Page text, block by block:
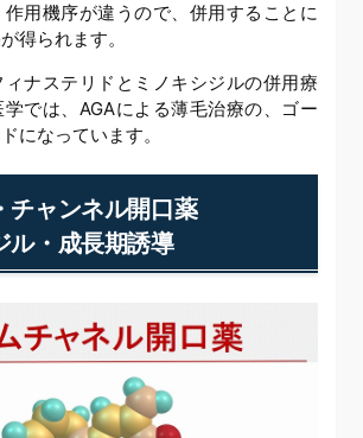
作用機序が違うので、併用することに
得られます。
ナステリドとミノキシジルの併用療
では、AGAによる薄毛治療の、ゴー
になっています。
チャンネル開口薬
ル・成長期誘導